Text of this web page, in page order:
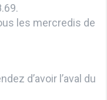
les mercredis de
d’avoir l’aval du